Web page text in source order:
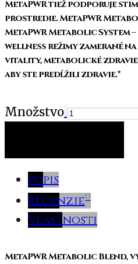
MetaPWR tiež podporuje
prostredie. MetaPWR
MetaPWR Metabolic System
wellness režimy zamerané
vitality, metabolické
aby ste predĺžili zdravie.*
Množstvo
Popis
Recenzie0
Vlastnosti
MetaPWR Metabolic Blend,